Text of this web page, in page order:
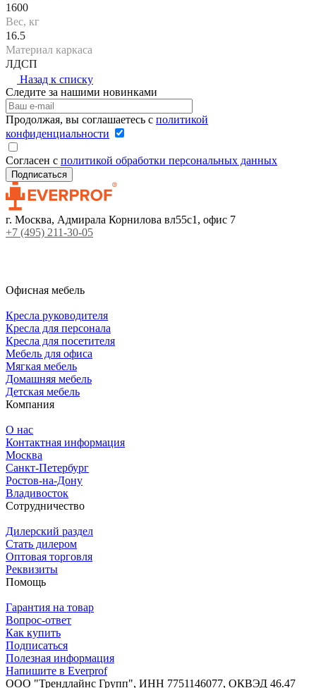
1600
Вес, кг
16.5
Материал каркаса
ЛДСП
Назад к списку
Следите за нашими новинками
Продолжая, вы соглашаетесь с политикой
конфиденциальности
Согласен с политикой обработки персональных данных
г. Москва, Адмирала Корнилова вл55с1, офис 7
+7 (495) 211-30-05
Офисная мебель
Кресла руководителя
Кресла для персонала
Кресла для посетителя
Мебель для офиса
Мягкая мебель
Домашняя мебель
Детская мебель
Компания
О нас
Контактная информация
Москва
Санкт-Петербург
Ростов-на-Дону
Владивосток
Сотрудничество
Дилерский раздел
Стать дилером
Оптовая торговля
Реквизиты
Помощь
Гарантия на товар
Вопрос-ответ
Как купить
Подписаться
Полезная информация
Напишите в Everprof
ООО "Трендлайнс Групп", ИНН 7751146077, ОКВЭД 46.47